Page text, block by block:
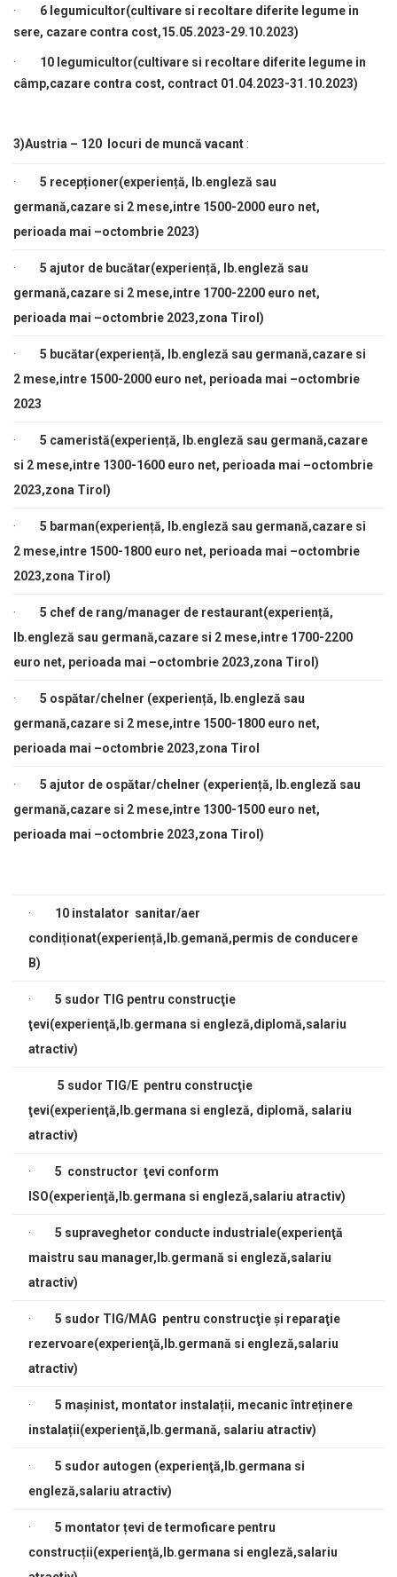
· 6 legumicultor(cultivare si recoltare diferite legume in
sere, cazare contra cost,15.05.2023-29.10.2023)
· 10 legumicultor(cultivare si recoltare diferite legume in
câmp,cazare contra cost, contract 01.04.2023-31.10.2023)
3)Austria – 120 locuri de muncă vacant :
· 5 recepționer(experiență, lb.engleză sau
germană,cazare si 2 mese,intre 1500-2000 euro net,
perioada mai –octombrie 2023)
· 5 ajutor de bucătar(experiență, lb.engleză sau
germană,cazare si 2 mese,intre 1700-2200 euro net,
perioada mai –octombrie 2023,zona Tirol)
· 5 bucătar(experiență, lb.engleză sau germană,cazare si
2 mese,intre 1500-2000 euro net, perioada mai –octombrie
2023
· 5 cameristă(experiență, lb.engleză sau germană,cazare
si 2 mese,intre 1300-1600 euro net, perioada mai –octombrie
2023,zona Tirol)
· 5 barman(experiență, lb.engleză sau germană,cazare si
2 mese,intre 1500-1800 euro net, perioada mai –octombrie
2023,zona Tirol)
· 5 chef de rang/manager de restaurant(experiență,
lb.engleză sau germană,cazare si 2 mese,intre 1700-2200
euro net, perioada mai –octombrie 2023,zona Tirol)
· 5 ospătar/chelner (experiență, lb.engleză sau
germană,cazare si 2 mese,intre 1500-1800 euro net,
perioada mai –octombrie 2023,zona Tirol
· 5 ajutor de ospătar/chelner (experiență, lb.engleză sau
germană,cazare si 2 mese,intre 1300-1500 euro net,
perioada mai –octombrie 2023,zona Tirol)
· 10 instalator sanitar/aer
condiționat(experiență,lb.gemană,permis de conducere
B)
· 5 sudor TIG pentru construcţie
ţevi(experienţă,lb.germana si engleză,diplomă,salariu
atractiv)
5 sudor TIG/E pentru construcţie
ţevi(experienţă,lb.germana si engleză, diplomă, salariu
atractiv)
· 5 constructor ţevi conform
ISO(experienţă,lb.germana si engleză,salariu atractiv)
· 5 supraveghetor conducte industriale(experienţă
maistru sau manager,lb.germană si engleză,salariu
atractiv)
· 5 sudor TIG/MAG pentru construcţie şi reparaţie
rezervoare(experienţă,lb.germană si engleză,salariu
atractiv)
· 5 mașinist, montator instalații, mecanic întreținere
instalații(experienţă,lb.germană, salariu atractiv)
· 5 sudor autogen (experienţă,lb.germana si
engleză,salariu atractiv)
· 5 montator țevi de termoficare pentru
construcții(experienţă,lb.germana si engleză,salariu